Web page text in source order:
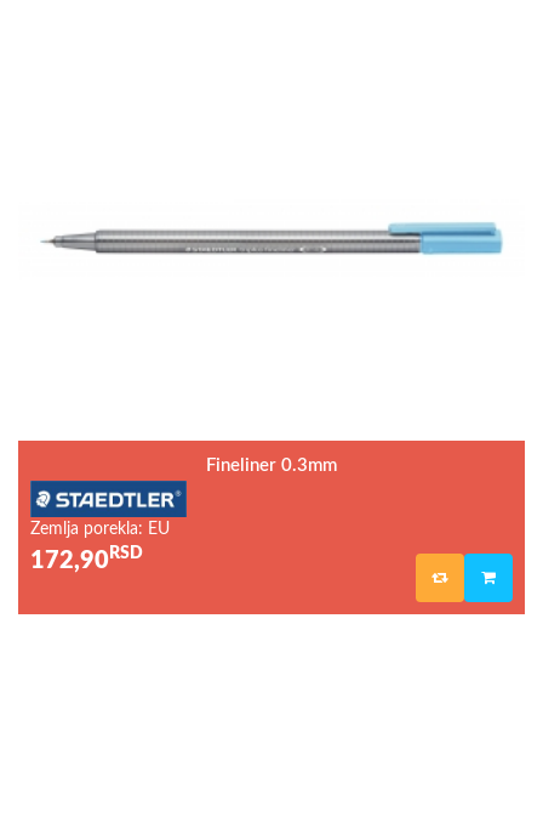
Fineliner 0.3mm
Zemlja porekla: EU
172,90 RSD